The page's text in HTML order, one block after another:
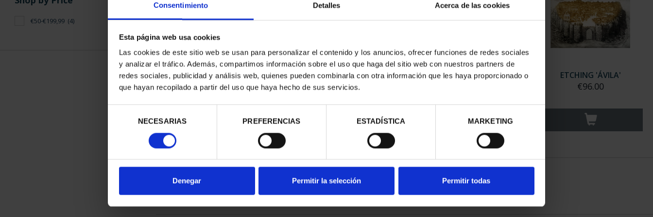
Consentimiento Detalles Acerca de las cookies
Esta página web usa cookies
Las cookies de este sitio web se usan para personalizar el contenido y los anuncios, ofrecer funciones de redes sociales
y analizar el tráfico. Además, compartimos información sobre el uso que haga del sitio web con nuestros partners de
redes sociales, publicidad y análisis web, quienes pueden combinarla con otra información que les haya proporcionado o
que hayan recopilado a partir del uso que haya hecho de sus servicios.
consentimiento
NECESARIAS PREFERENCIAS ESTADÍSTICA MARKETING
Denegar Permitir la selección Permitir todas
€50-€199,99 (4)
ETCHING 'CASAS-VIEJAS
AVILA'
ETCHING 'POR TIERRAS DE
SANTA TERESA'
ETCHING 'GATE OF VICENTE' ETCHING 'ÁVILA'
€96.00
SORT BY: